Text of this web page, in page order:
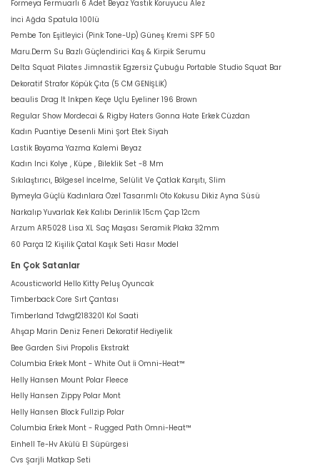
Formeya Fermuarlı 6 Adet Beyaz Yastık Koruyucu Alez
İnci Ağda Spatula 100lü
Pembe Ton Eşitleyici (Pink Tone-Up) Güneş Kremi SPF 50
Maru.Derm Su Bazlı Güçlendirici Kaş & Kirpik Serumu
Delta Squat Pilates Jimnastik Egzersiz Çubuğu Portable Studio Squat Bar
Dekoratif Strafor Köpük Çıta (5 CM GENİŞLİK)
beaulis Drag It Inkpen Keçe Uçlu Eyeliner 196 Brown
Regular Show Mordecai & Rigby Haters Gonna Hate Erkek Cüzdan
Kadın Puantiye Desenli Mini Şort Etek Siyah
Lastik Boyama Yazma Kalemi Beyaz
Kadın Inci Kolye , Küpe , Bileklik Set -8 Mm
Sıkılaştırıcı, Bölgesel İncelme, Selülit Ve Çatlak Karşıtı, Slim
Bymeyla Güçlü Kadınlara Özel Tasarımlı Oto Kokusu Dikiz Ayna Süsü
Narkalıp Yuvarlak Kek Kalıbı Derinlik 15cm Çap 12cm
Arzum AR5028 Lisa XL Saç Maşası Seramik Plaka 32mm
60 Parça 12 Kişilik Çatal Kaşık Seti Hasır Model
En Çok Satanlar
Acousticworld Hello Kitty Peluş Oyuncak
Timberback Core Sırt Çantası
Timberland Tdwgf2183201 Kol Saati
Ahşap Marin Deniz Feneri Dekoratif Hediyelik
Bee Garden Sivi Propolis Ekstrakt
Columbia Erkek Mont - White Out İi Omni-Heat™
Helly Hansen Mount Polar Fleece
Helly Hansen Zippy Polar Mont
Helly Hansen Block Fullzip Polar
Columbia Erkek Mont - Rugged Path Omni-Heat™
Einhell Te-Hv Akülü El Süpürgesi
Cvs Şarjli Matkap Seti